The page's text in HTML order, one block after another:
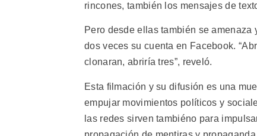
rincones, también los mensajes de
Pero desde ellas también se
dos veces su cuenta en Facebook.
clonaran, abriría tres”, reveló.
Esta filmación y su difusión es una
empujar movimientos políticos y
las redes sirven tambiéno para